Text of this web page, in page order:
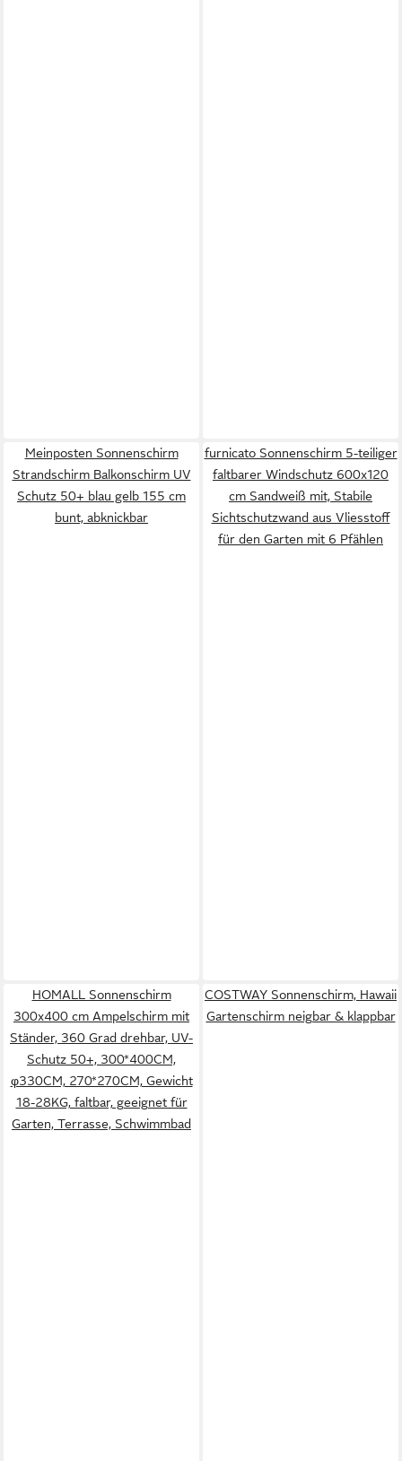
Meinposten Sonnenschirm
Strandschirm Balkonschirm UV
Schutz 50+ blau gelb 155 cm
bunt, abknickbar
furnicato Sonnenschirm 5-teiliger
faltbarer Windschutz 600x120
cm Sandweiß mit, Stabile
Sichtschutzwand aus Vliesstoff
für den Garten mit 6 Pfählen
HOMALL Sonnenschirm
300x400 cm Ampelschirm mit
Ständer, 360 Grad drehbar, UV-
Schutz 50+, 300*400CM,
φ330CM, 270*270CM, Gewicht
18-28KG, faltbar, geeignet für
Garten, Terrasse, Schwimmbad
COSTWAY Sonnenschirm, Hawaii
Gartenschirm neigbar & klappbar